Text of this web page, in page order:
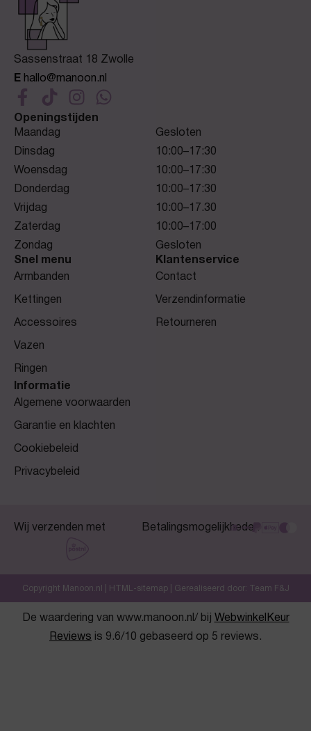
Sassenstraat 18 Zwolle
E hallo@manoon.nl
Openingstijden
Maandag
Gesloten
Dinsdag
10:00–17:30
Woensdag
10:00–17:30
Donderdag
10:00–17:30
Vrijdag
10:00–17.30
Zaterdag
10:00–17:00
Zondag
Gesloten
Snel menu
Armbanden
Kettingen
Accessoires
Vazen
Ringen
Klantenservice
Contact
Verzendinformatie
Retourneren
Informatie
Algemene voorwaarden
Garantie en klachten
Cookiebeleid
Privacybeleid
Wij verzenden met Betalingsmogelijkheden
Copyright Manoon.nl | HTML-sitemap| Gerealiseerd door: Team F&J
De waardering van www.manoon.nl/ bij
WebwinkelKeur
Reviews is 9.6/10 gebaseerd op 5 reviews.